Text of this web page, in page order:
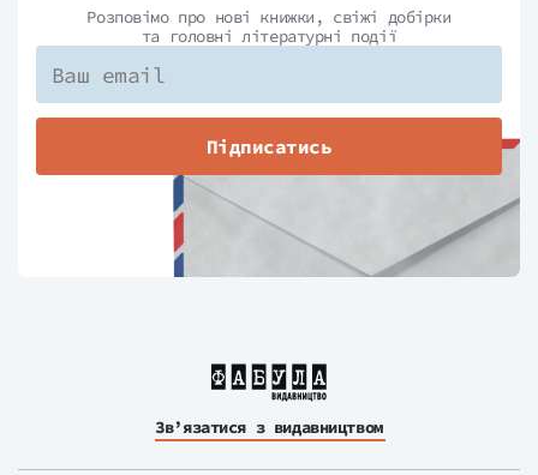
Розповімо про нові книжки, свіжі добірки
та головні літературні події
Підписатись
Зв’язатися з видавництвом